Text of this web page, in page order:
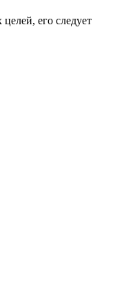
его следует